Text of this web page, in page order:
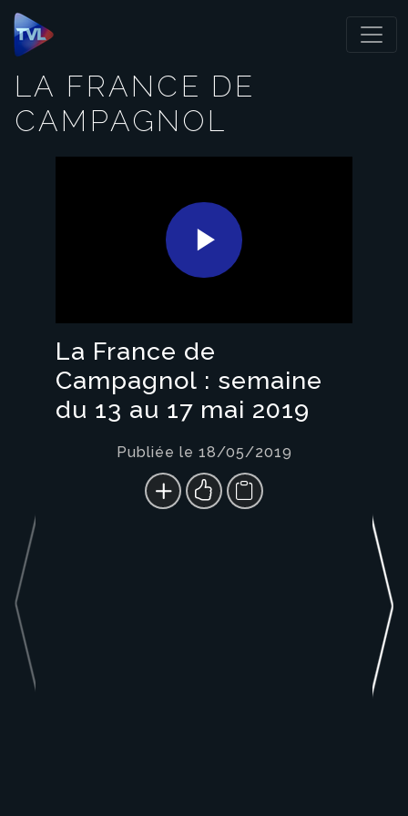
Panneau de gestion des cookies
LA FRANCE DE
CAMPAGNOL
Play
Video
La France de
Campagnol : semaine
du 13 au 17 mai 2019
Publiée le 18/05/2019